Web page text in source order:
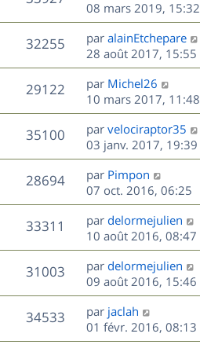
e
s
a
g
e
m
e
s
s
a
g
e
i
e
r
m
e
s
s
a
g
e
u
s
e
r
n
i
e
r
m
e
s
s
a
g
e
08 mars 2019, 15:32
32255V
u
e
s
D
e
r
n
i
e
r
m
e
s
s
a
g
e
par alainEtchepare
28 août 2017, 15:55
29122V
u
D
e
r
n
i
e
r
m
e
s
s
a
g
e
par Michel26
10 mars 2017, 11:48
35100V
u
D
e
r
n
i
e
r
m
e
s
s
a
g
e
par velociraptor35
03 janv. 2017, 19:39
28694V
u
s
D
e
r
n
i
e
r
m
e
s
s
a
par Pimpon
07 oct. 2016, 06:25
33311
u
e
s
D
e
r
n
i
e
r
m
e
par delormejulien
10 août 2016, 08:47
31003V
u
e
D
e
r
n
i
e
par delormejulien
09 août 2016, 15:46
34533V
u
D
e
r
par jaclah
01 févr. 2016, 08:13